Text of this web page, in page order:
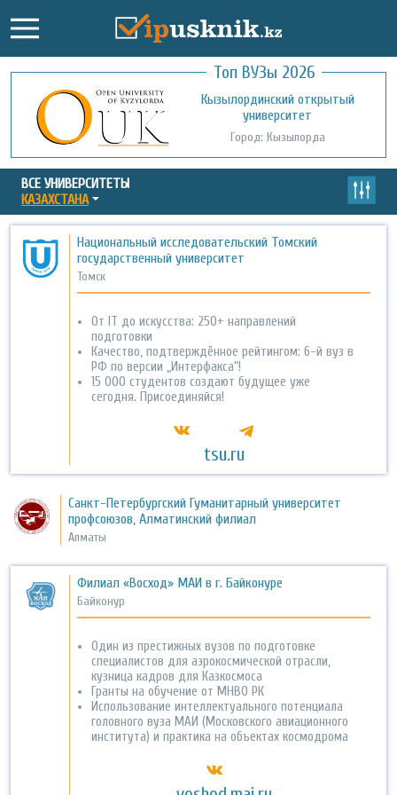
Топ ВУЗы 2026
Кызылординский открытый
университет
Город: Кызылорда
Международный казахско-турецкий
университет им. Х.А. Ясави
Город: Туркестан
ВСЕ УНИВЕРСИТЕТЫ
КАЗАХСТАНА
Национальный исследовательский Томский
государственный университет
Томск
От IT до искусства: 250+ направлений
подготовки
Качество, подтверждённое рейтингом: 6-й вуз в
РФ по версии „Интерфакса“!
15 000 студентов создают будущее уже
сегодня. Присоединяйся!
tsu.ru
Санкт-Петербургский Гуманитарный университет
профсоюзов, Алматинский филиал
Алматы
Филиал «Восход» МАИ в г. Байконуре
Байконур
Один из престижных вузов по подготовке
специалистов для аэрокосмической отрасли,
кузница кадров для Казкосмоса
Гранты на обучение от МНВО РК
Использование интеллектуального потенциала
головного вуза МАИ (Московского авиационного
института) и практика на объектах космодрома